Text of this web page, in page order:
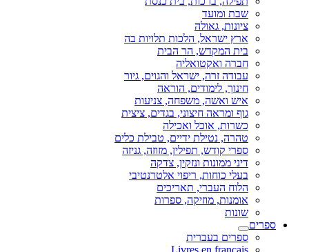
שבת ומועד
ציונות, גאולה
ארץ ישראל, הלכות תלויות בה
בית המקדש, הר הבית
חברה ואקטואליה
עבודה זרה, ישראל והגוים, גיור
חינוך, לימודים, הוראה
איש ואשה, משפחה, צניעות
גוף ומראה חיצוני, בגדים, ציצית
כשרות, אוכל ואכילה
טהרה, נטילת ידיים, טבילת כלים
ספרי קודש, תפילין, מזוזה, גניזה
דיני ממונות ונזקין, צדקה
בעלי כוחות, ריפוי אלטרנטיבי
הלוח העברי, תאריכים
אומנות, מוזיקה, ספרות
שונות
ספרים
ספרים בעברית
Livres en français